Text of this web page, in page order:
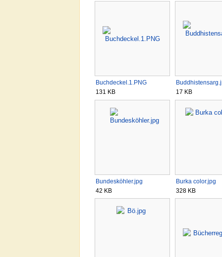
Buchdeckel.1.PNG
131 KB
17 KB
Bundesköhler.jpg
42 KB
Burka color.jpg
328 KB